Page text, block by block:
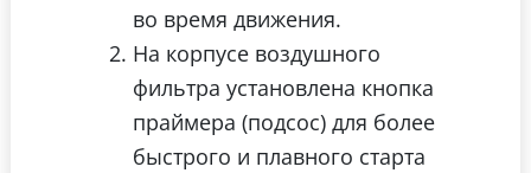
во время движения.
На корпусе воздушного
фильтра установлена кнопка
праймера (подсос) для более
быстрого и плавного старта